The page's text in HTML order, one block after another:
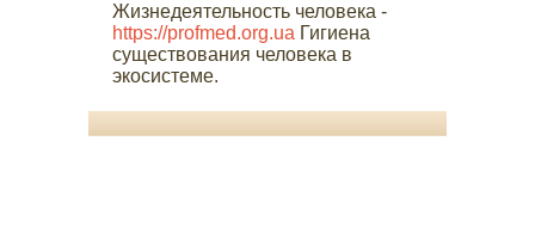
Жизнедеятельность человека -
https://profmed.org.ua Гигиена
существования человека в
экосистеме.